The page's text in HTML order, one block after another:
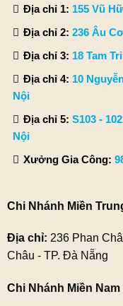
Địa chỉ 1: 155 Vũ
Địa chỉ 2: 236 Âu
Địa chỉ 3: 18 Tam
Địa chỉ 4: 10
Nội
Địa chỉ 5: S103 -
Nội
Xưởng Gia Công:
Chi Nhánh Miền
Địa chỉ: 236 Phan
Châu - TP. Đà Nẵng
Chi Nhánh Miền Nam